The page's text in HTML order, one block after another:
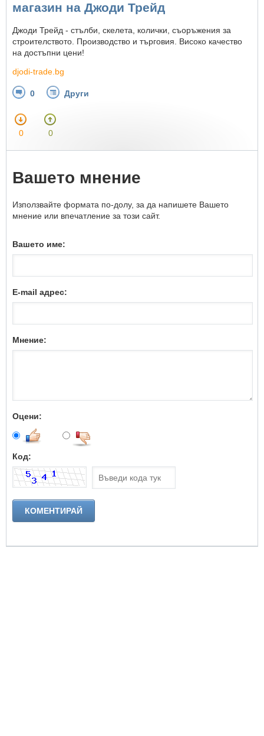
магазин на Джоди Трейд
Джоди Трейд - стълби, скелета, колички, съоръжения за
строителството. Производство и търговия. Високо качество
на достъпни цени!
djodi-trade.bg
0 Други
0 0
Вашето мнение
Използвайте формата по-долу, за да напишете Вашето
мнение или впечатление за този сайт.
Вашето име:
E-mail адрес:
Мнение:
Оцени:
Код: